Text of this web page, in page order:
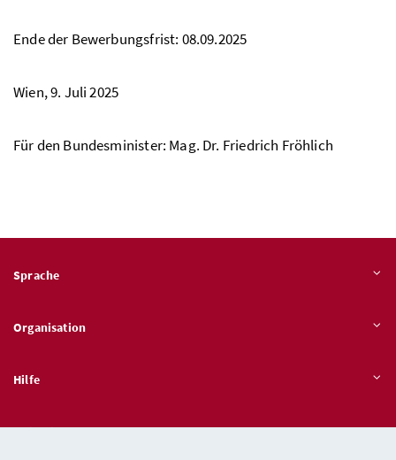
Ende der Bewerbungsfrist: 08.09.2025
Wien, 9. Juli 2025
Für den Bundesminister: Mag. Dr. Friedrich Fröhlich
Sprache
Organisation
Hilfe
Quicklinks